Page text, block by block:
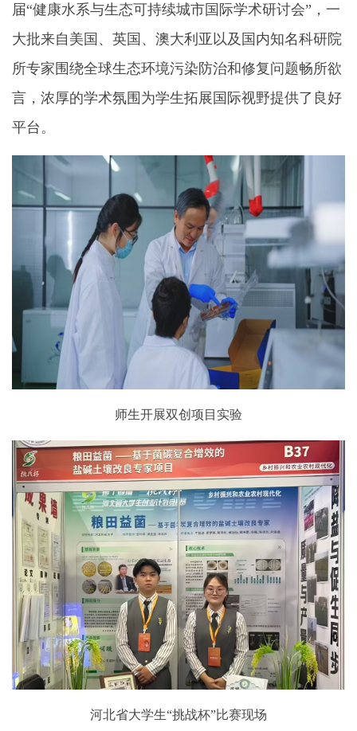
届“健康水系与生态可持续城市国际学术研讨会”，一
大批来自美国、英国、澳大利亚以及国内知名科研院
所专家围绕全球生态环境污染防治和修复问题畅所欲
言，浓厚的学术氛围为学生拓展国际视野提供了良好
平台。
师生开展双创项目实验
河北省大学生“挑战杯”比赛现场